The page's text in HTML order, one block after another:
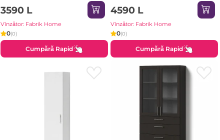
3590 L
Vînzător: Fabrik Home
0(0)
Cumpără Rapid
4590 L
Vînzător: Fabrik Home
0(0)
Cumpără Rapid